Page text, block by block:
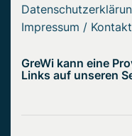
Impressum /
GreWi kann eine
Links auf unseren